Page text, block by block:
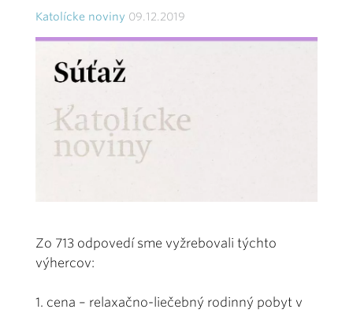
Katolícke noviny 09.12.2019
Zo 713 odpovedí sme vyžrebovali týchto
výhercov:
1. cena – relaxačno-liečebný rodinný pobyt v